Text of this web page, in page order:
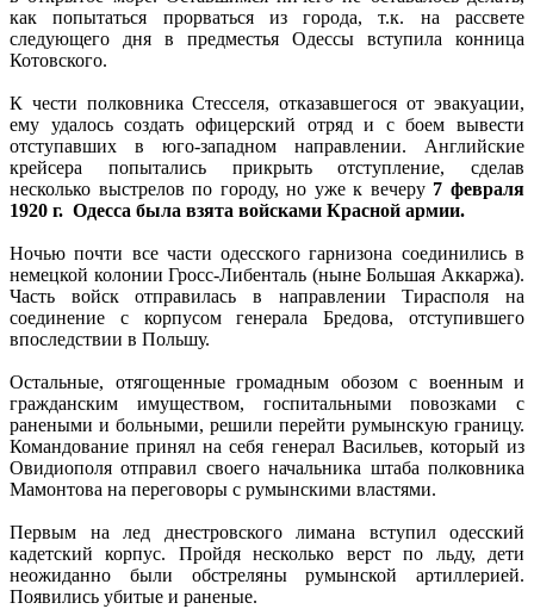
как попытаться прорваться из города, т.к. на рассвете
следующего дня в предместья Одессы вступила конница
Котовского.
К чести полковника Стесселя, отказавшегося от эвакуации,
ему удалось создать офицерский отряд и с боем вывести
отступавших в юго-западном направлении. Английские
крейсера попытались прикрыть отступление, сделав
несколько выстрелов по городу, но уже к вечеру7 февраля
1920 г. Одесса была взята войсками Красной армии.
Ночью почти все части одесского гарнизона соединились в
немецкой колонии Гросс-Либенталь (ныне Большая Аккаржа).
Часть войск отправилась в направлении Тирасполя на
соединение с корпусом генерала Бредова, отступившего
впоследствии в Польшу.
Остальные, отягощенные громадным обозом с военным и
гражданским имуществом, госпитальными повозками с
ранеными и больными, решили перейти румынскую границу.
Командование принял на себя генерал Васильев, который из
Овидиополя отправил своего начальника штаба полковника
Мамонтова на переговоры с румынскими властями.
Первым на лед днестровского лимана вступил одесский
кадетский корпус. Пройдя несколько верст по льду, дети
неожиданно были обстреляны румынской артиллерией.
Появились убитые и раненые.